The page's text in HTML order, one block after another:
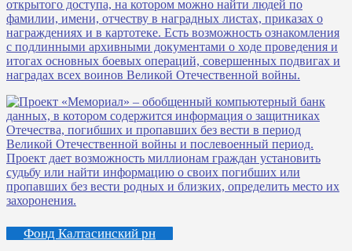
Фонд Калтасинский рн